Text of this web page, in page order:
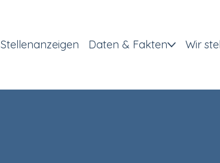
Stellenanzeigen Daten & Fakten Wir